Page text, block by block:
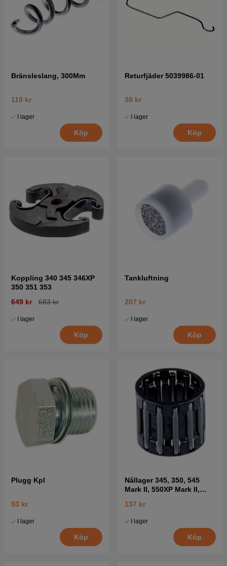
Bränsleslang, 300Mm
110 kr
I lager
Köp
Returfjäder 5039986-01
38 kr
I lager
Köp
Koppling 340 345 346XP
350 351 353
649 kr
683 kr
I lager
Köp
Tankluftning
207 kr
I lager
Köp
Plugg Kpl
93 kr
I lager
Köp
Nållager 345, 350, 545
Mark II, 550XP Mark II,
137 kr
I lager
Köp